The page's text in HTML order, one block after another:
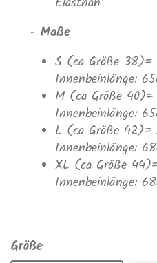
- Maße
S (ca Größe 38)=
Innenbeinlänge:
M (ca Größe 40)=
Innenbeinlänge:
L (ca Größe 42)=
Innenbeinlänge:
XL (ca Größe
Innenbeinlänge:
Größe